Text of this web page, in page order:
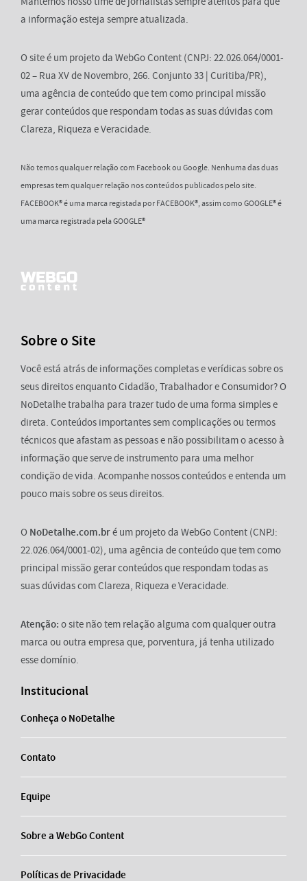
a informação esteja sempre atualizada.
O site é um projeto da WebGo Content (CNPJ: 22.026.064/0001-
02 – Rua XV de Novembro, 266. Conjunto 33 | Curitiba/PR),
uma agência de conteúdo que tem como principal missão
gerar conteúdos que respondam todas as suas dúvidas com
Clareza, Riqueza e Veracidade.
Não temos qualquer relação com Facebook ou Google. Nenhuma das duas
empresas tem qualquer relação nos conteúdos publicados pelo site.
FACEBOOK® é uma marca registada por FACEBOOK®, assim como GOOGLE® é
uma marca registrada pela GOOGLE®
Sobre o Site
Você está atrás de informações completas e verídicas sobre os
seus direitos enquanto Cidadão, Trabalhador e Consumidor? O
NoDetalhe trabalha para trazer tudo de uma forma simples e
direta. Conteúdos importantes sem complicações ou termos
técnicos que afastam as pessoas e não possibilitam o acesso à
informação que serve de instrumento para uma melhor
condição de vida. Acompanhe nossos conteúdos e entenda um
pouco mais sobre os seus direitos.
O NoDetalhe.com.bré um projeto da WebGo Content (CNPJ:
22.026.064/0001-02), uma agência de conteúdo que tem como
principal missão gerar conteúdos que respondam todas as
suas dúvidas com Clareza, Riqueza e Veracidade.
Atenção: o site não tem relação alguma com qualquer outra
marca ou outra empresa que, porventura, já tenha utilizado
esse domínio.
Institucional
Conheça o NoDetalhe
Contato
Equipe
Sobre a WebGo Content
Políticas de Privacidade